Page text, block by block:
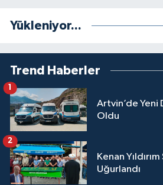
Yükleniyor...
Trend Haberler
Artvin’de Yeni
Oldu
Kenan
Uğurlandı
2